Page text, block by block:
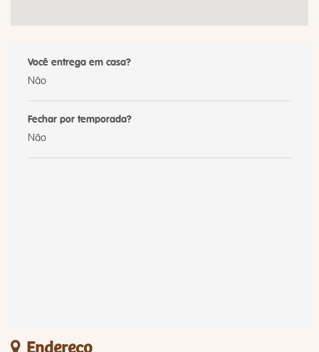
Você entrega em casa?
Não
Fechar por temporada?
Não